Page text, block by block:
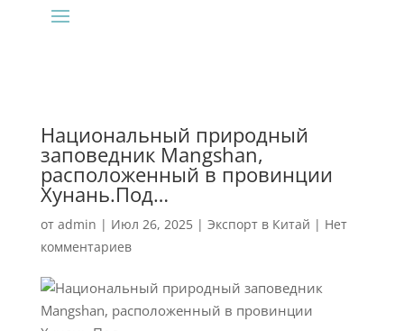
Национальный природный
заповедник Mangshan,
расположенный в провинции
Хунань.Под…
от admin | Июл 26, 2025| Экспорт в Китай | Нет
комментариев